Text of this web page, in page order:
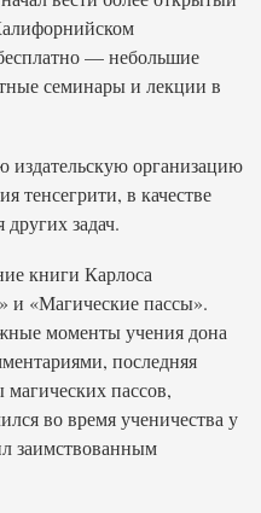
— небольшие
семинары и лекции в
издательскую организацию
тенсегрити, в качестве
задач.
книги Карлоса
и «Магические пассы».
моменты учения дона
последняя
магических пассов,
во время ученичества у
заимствованным